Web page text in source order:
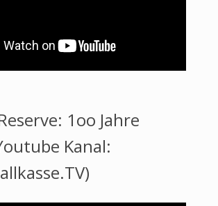
1oo Jahre
Kanal: